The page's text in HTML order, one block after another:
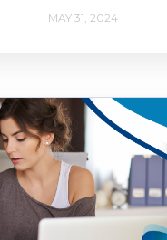
MAY 31, 2024